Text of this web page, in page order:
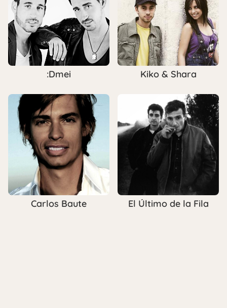
:Dmei Kiko & Shara
Carlos Baute El Último de la Fila